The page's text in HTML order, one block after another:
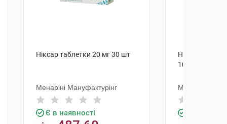
Ніксар таблетки 20 мг 30 шт
Менаріні Мануфактурінг
Є в наявності
Ніксар
10 мг 30 шт
Менаріні